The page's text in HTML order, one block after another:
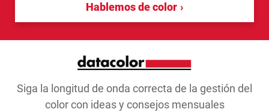
Hablemos de color
Siga la longitud de onda correcta de la gestión del
color con ideas y consejos mensuales